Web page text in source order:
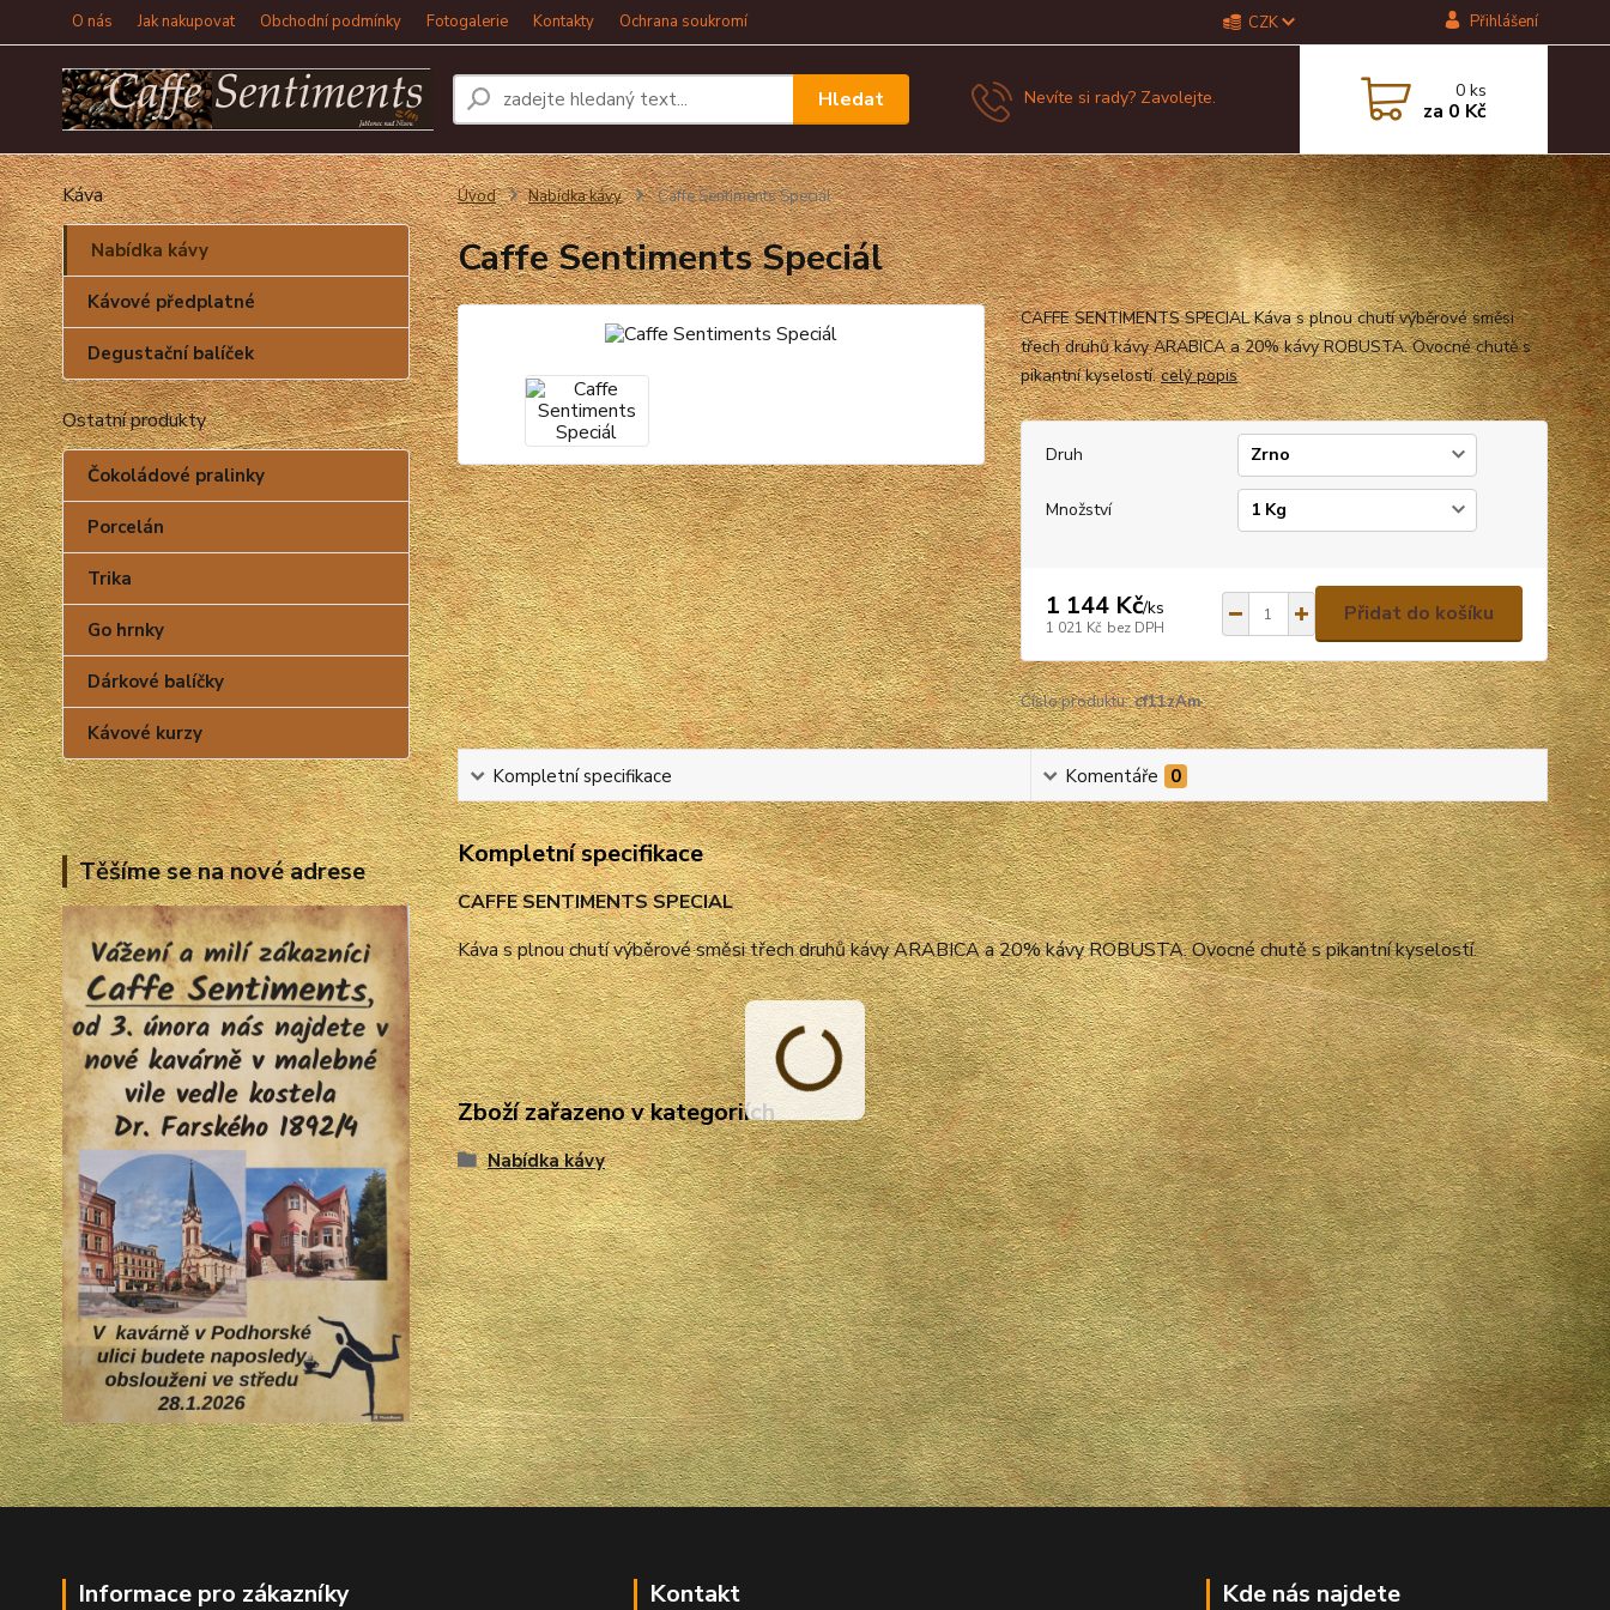
O nás Jak nakupovat Obchodní podmínky Fotogalerie Kontakty Ochrana soukromí CZK Přihlášení
Hledat Nevíte si rady? Zavolejte. 0ks
za 0 Kč
Káva
Nabídka kávy
Kávové předplatné
Degustační balíček
Ostatní produkty
Čokoládové pralinky
Porcelán
Trika
Go hrnky
Dárkové balíčky
Kávové kurzy
Těšíme se na nové adrese
Úvod Nabídka kávy Caffe Sentiments Speciál
Caffe Sentiments Speciál
CAFFE SENTIMENTS SPECIAL Káva s plnou chutí výběrové směsi
třech druhů kávy ARABICA a 20% kávy ROBUSTA. Ovocné chutě s
pikantní kyselostí.celý popis
Druh
Množství
1 144 Kč/ks
1 021 Kč bez DPH
Přidat do košíku
Číslo produktu: cf11zAm
Kompletní specifikace Komentáře 0
Kompletní specifikace
CAFFE SENTIMENTS SPECIAL
Káva s plnou chutí výběrové směsi třech druhů kávy ARABICA a 20% kávy ROBUSTA. Ovocné chutě s pikantní kyselostí.
Zboží zařazeno v kategoriích
Nabídka kávy
Informace pro zákazníky Kontakt Kde nás najdete